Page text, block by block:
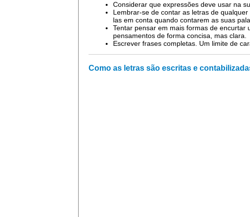
Considerar que expressões deve usar na
Lembrar-se de contar as letras de
las em conta quando contarem as suas
Tentar pensar em mais formas de
pensamentos de forma concisa, mas clara.
Escrever frases completas. Um limite de
Como as letras são escritas e